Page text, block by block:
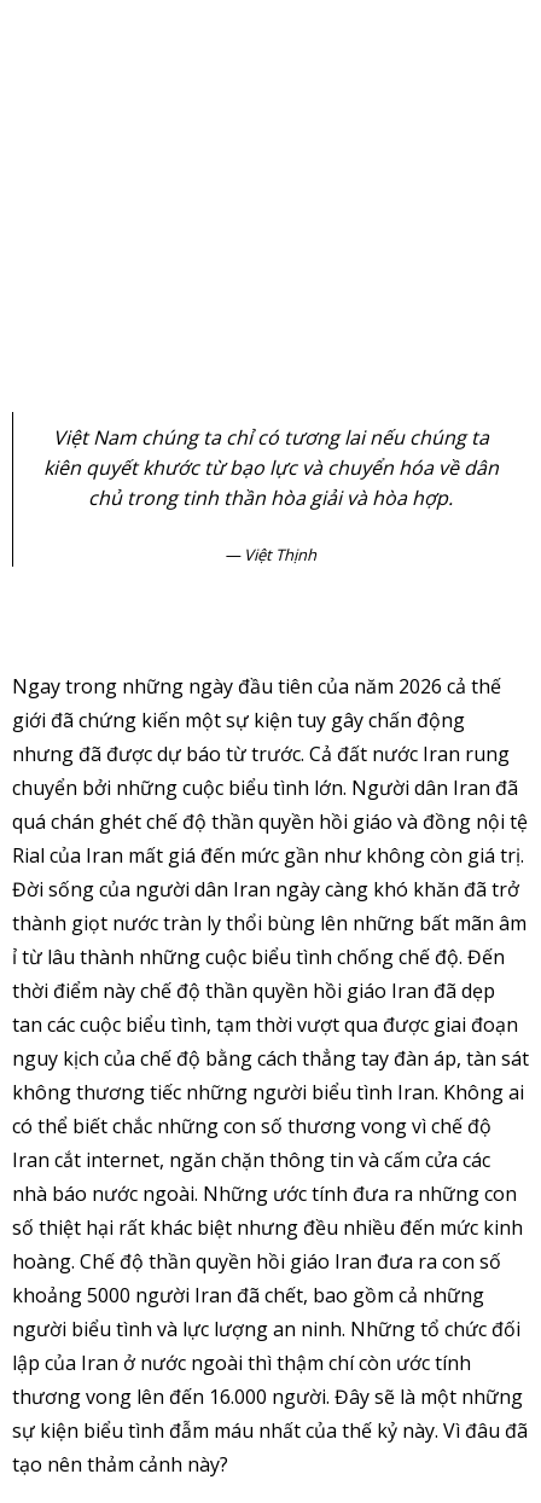
Việt Nam chúng ta chỉ có tương lai nếu chúng ta
kiên quyết khước từ bạo lực và chuyển hóa về dân
chủ trong tinh thần hòa giải và hòa hợp.
Việt Thịnh
Ngay trong những ngày đầu tiên của năm 2026 cả thế
giới đã chứng kiến một sự kiện tuy gây chấn động
nhưng đã được dự báo từ trước. Cả đất nước Iran rung
chuyển bởi những cuộc biểu tình lớn. Người dân Iran đã
quá chán ghét chế độ thần quyền hồi giáo và đồng nội tệ
Rial của Iran mất giá đến mức gần như không còn giá trị.
Đời sống của người dân Iran ngày càng khó khăn đã trở
thành giọt nước tràn ly thổi bùng lên những bất mãn âm
ỉ từ lâu thành những cuộc biểu tình chống chế độ. Đến
thời điểm này chế độ thần quyền hồi giáo Iran đã dẹp
tan các cuộc biểu tình, tạm thời vượt qua được giai đoạn
nguy kịch của chế độ bằng cách thẳng tay đàn áp, tàn sát
không thương tiếc những người biểu tình Iran. Không ai
có thể biết chắc những con số thương vong vì chế độ
Iran cắt internet, ngăn chặn thông tin và cấm cửa các
nhà báo nước ngoài. Những ước tính đưa ra những con
số thiệt hại rất khác biệt nhưng đều nhiều đến mức kinh
hoàng. Chế độ thần quyền hồi giáo Iran đưa ra con số
khoảng 5000 người Iran đã chết, bao gồm cả những
người biểu tình và lực lượng an ninh. Những tổ chức đối
lập của Iran ở nước ngoài thì thậm chí còn ước tính
thương vong lên đến 16.000 người. Đây sẽ là một những
sự kiện biểu tình đẫm máu nhất của thế kỷ này. Vì đâu đã
tạo nên thảm cảnh này?